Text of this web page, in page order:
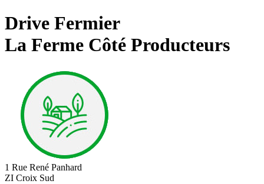
Drive Fermier
La Ferme Côté Producteurs
1 Rue René Panhard
ZI Croix Sud